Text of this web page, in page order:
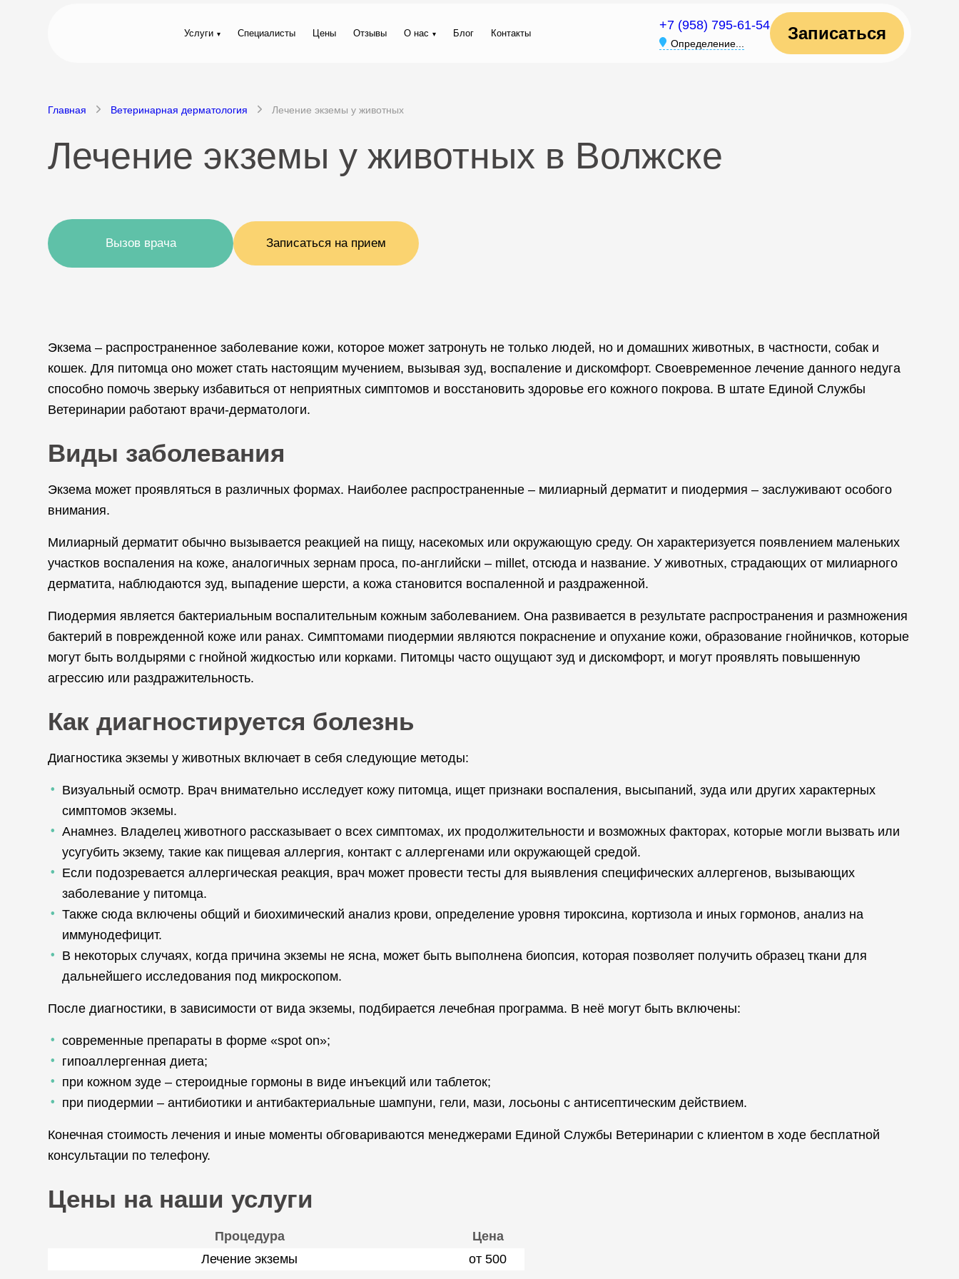
Услуги Специалисты Цены Отзывы О нас Блог Контакты
+7 (958) 795-61-54
Определение...
Записаться
Главная Ветеринарная дерматология Лечение экземы у животных
Лечение экземы у животных в Волжске
Вызов врача Записаться на прием
Экзема – распространенное заболевание кожи, которое может затронуть не только людей, но и домашних животных, в частности, собак и
кошек. Для питомца оно может стать настоящим мучением, вызывая зуд, воспаление и дискомфорт. Своевременное лечение данного недуга
способно помочь зверьку избавиться от неприятных симптомов и восстановить здоровье его кожного покрова. В штате Единой Службы
Ветеринарии работают врачи-дерматологи.
Виды заболевания
Экзема может проявляться в различных формах. Наиболее распространенные – милиарный дерматит и пиодермия – заслуживают особого
внимания.
Милиарный дерматит обычно вызывается реакцией на пищу, насекомых или окружающую среду. Он характеризуется появлением маленьких
участков воспаления на коже, аналогичных зернам проса, по-английски – millet, отсюда и название. У животных, страдающих от милиарного
дерматита, наблюдаются зуд, выпадение шерсти, а кожа становится воспаленной и раздраженной.
Пиодермия является бактериальным воспалительным кожным заболеванием. Она развивается в результате распространения и размножения
бактерий в поврежденной коже или ранах. Симптомами пиодермии являются покраснение и опухание кожи, образование гнойничков, которые
могут быть волдырями с гнойной жидкостью или корками. Питомцы часто ощущают зуд и дискомфорт, и могут проявлять повышенную
агрессию или раздражительность.
Как диагностируется болезнь
Диагностика экземы у животных включает в себя следующие методы:
Визуальный осмотр. Врач внимательно исследует кожу питомца, ищет признаки воспаления, высыпаний, зуда или других характерных
симптомов экземы.
Анамнез. Владелец животного рассказывает о всех симптомах, их продолжительности и возможных факторах, которые могли вызвать или
усугубить экзему, такие как пищевая аллергия, контакт с аллергенами или окружающей средой.
Если подозревается аллергическая реакция, врач может провести тесты для выявления специфических аллергенов, вызывающих
заболевание у питомца.
Также сюда включены общий и биохимический анализ крови, определение уровня тироксина, кортизола и иных гормонов, анализ на
иммунодефицит.
В некоторых случаях, когда причина экземы не ясна, может быть выполнена биопсия, которая позволяет получить образец ткани для
дальнейшего исследования под микроскопом.
После диагностики, в зависимости от вида экземы, подбирается лечебная программа. В неё могут быть включены:
современные препараты в форме «spot on»;
гипоаллергенная диета;
при кожном зуде – стероидные гормоны в виде инъекций или таблеток;
при пиодермии – антибиотики и антибактериальные шампуни, гели, мази, лосьоны с антисептическим действием.
Конечная стоимость лечения и иные моменты обговариваются менеджерами Единой Службы Ветеринарии с клиентом в ходе бесплатной
консультации по телефону.
Цены на наши услуги
Процедура
Цена
Лечение экземы
от 500